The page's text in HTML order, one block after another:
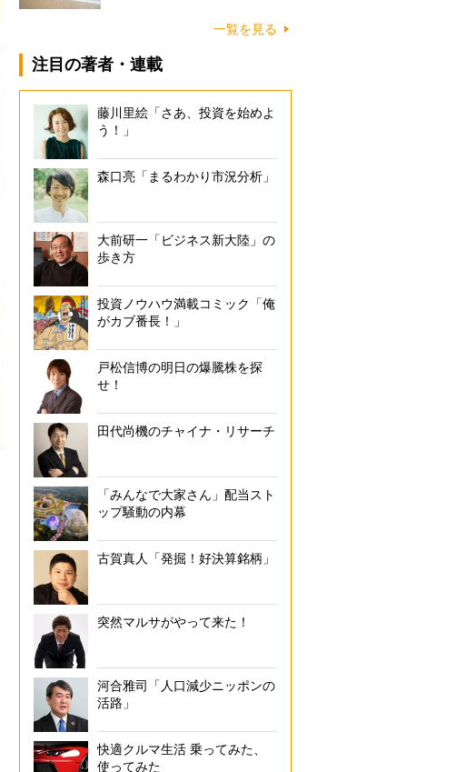
一覧を見る
注目の著者・連載
藤川里絵「さあ、投資を始めよ
う！」
森口亮「まるわかり市況分析」
大前研一「ビジネス新大陸」の
歩き方
投資ノウハウ満載コミック「俺
がカブ番長！」
戸松信博の明日の爆騰株を探
せ！
田代尚機のチャイナ・リサーチ
「みんなで大家さん」配当スト
ップ騒動の内幕
古賀真人「発掘！好決算銘柄」
突然マルサがやって来た！
河合雅司「人口減少ニッポンの
活路」
快適クルマ生活 乗ってみた、
使ってみた